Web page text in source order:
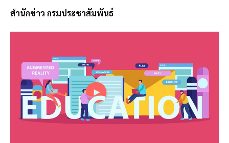
สำนักข่าว กรมประชาสัมพันธ์